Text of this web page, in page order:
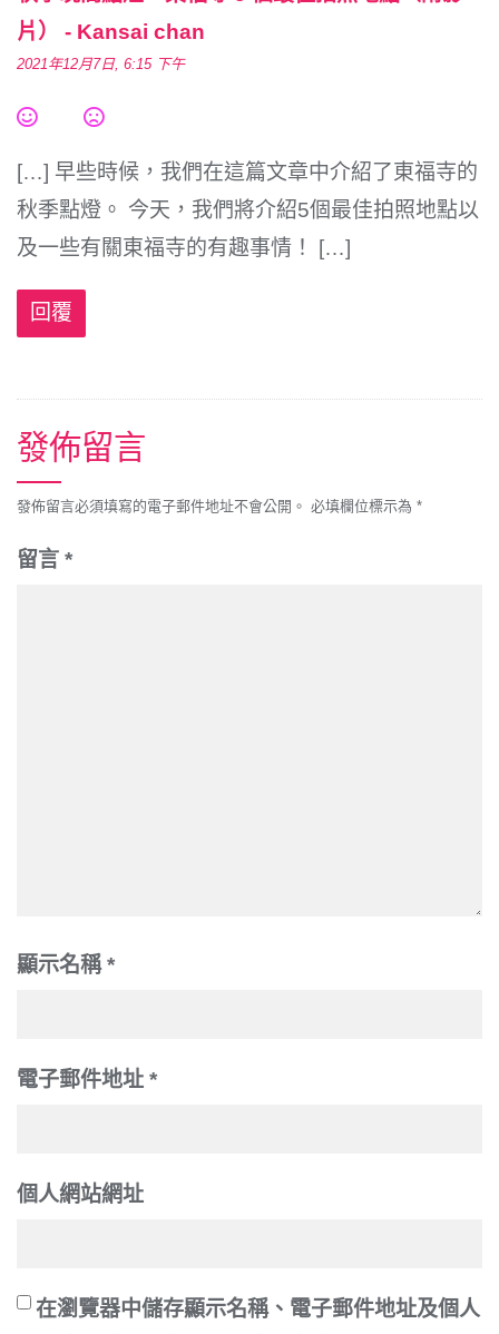
片） - Kansai chan
2021年12月7日, 6:15 下午
[…] 早些時候，我們在這篇文章中介紹了東福寺的
秋季點燈。 今天，我們將介紹5個最佳拍照地點以
及一些有關東福寺的有趣事情！ […]
回覆
發佈留言
發佈留言必須填寫的電子郵件地址不會公開。 必填欄位標示為 *
留言 *
顯示名稱*
電子郵件地址 *
個人網站網址
在瀏覽器中儲存顯示名稱、電子郵件地址及個人